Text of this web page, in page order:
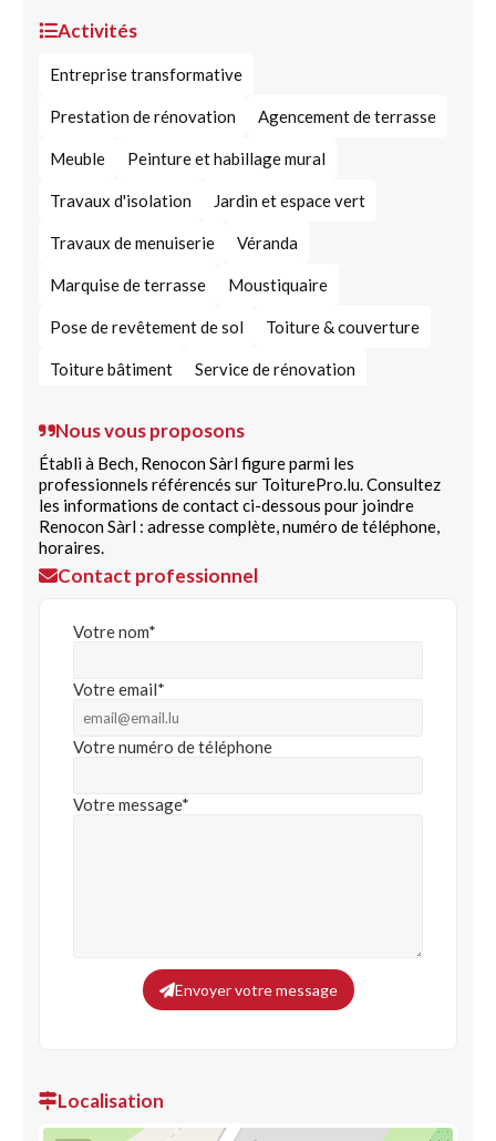
Activités
Entreprise transformative
Prestation de rénovation Agencement de terrasse
Meuble Peinture et habillage mural
Travaux d'isolation Jardin et espace vert
Travaux de menuiserie Véranda
Marquise de terrasse Moustiquaire
Pose de revêtement de sol Toiture & couverture
Toiture bâtiment Service de rénovation
Travaux d'isolation thermique Pergola
Nous vous proposons
Établi à Bech, Renocon Sàrl figure parmi les
professionnels référencés sur ToiturePro.lu. Consultez
les informations de contact ci-dessous pour joindre
Renocon Sàrl : adresse complète, numéro de téléphone,
horaires.
Contact professionnel
Votre nom*
Votre email*
Votre numéro de téléphone
Votre message*
Envoyer votre message
Localisation